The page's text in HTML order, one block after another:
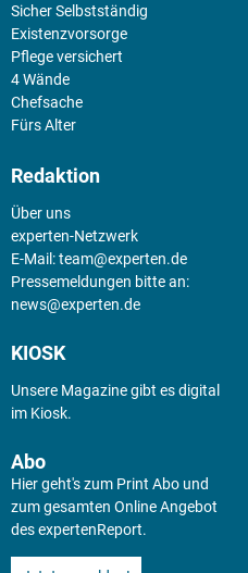
Sicher Selbstständig
Existenz­vorsorge
Pflege versichert
4 Wände
Chefsache
Fürs Alter
Redaktion
Über uns
experten-Netzwerk
E-Mail:team@experten.de
Pressemeldungen bitte an:
news@experten.de
KIOSK
Unsere Magazine gibt es digital
im Kiosk.
Abo
Hier geht's zum Print Abo und
zum gesamten Online Angebot
des expertenReport.